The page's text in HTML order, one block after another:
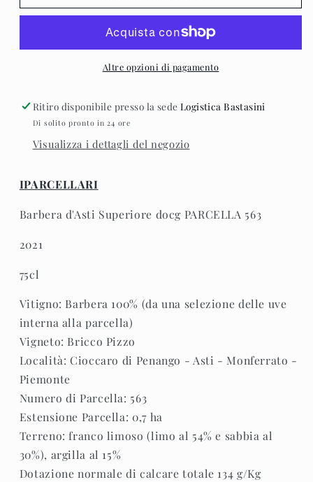
-
Superiore
2021
-
d&#39;Asti
Superiore
docg
2021
Altre opzioni di pagamento
Ritiro disponibile presso la sede Logistica Bastasini
Di solito pronto in 24 ore
Visualizza i dettagli del negozio
IPARCELLARI
Barbera d'Asti Superiore docg PARCELLA 563
2021
75cl
Vitigno: Barbera 100% (da una selezione delle uve
interna alla parcella)
Vigneto: Bricco Pizzo
Località: Cioccaro di Penango - Asti - Monferrato -
Piemonte
Numero di Parcella: 563
Estensione Parcella: 0,7 ha
Terreno: franco limoso (limo al 54% e sabbia al
30%), argilla al 15%
Dotazione normale di calcare totale 134 g/Kg